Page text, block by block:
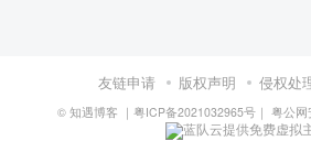
友链申请 版权声明 侵权处
© 知遇博客 ｜ 粤ICP备2021032965号 ｜ 粤公网
蓝队云提供免费虚拟